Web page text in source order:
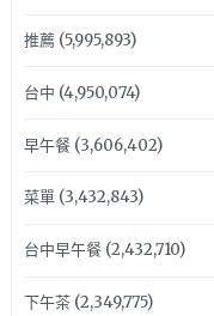
推薦(5,995,893)
台中 (4,950,074)
早午餐(3,606,402)
菜單(3,432,843)
台中早午餐(2,432,710)
下午茶(2,349,775)